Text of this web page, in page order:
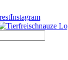
Instagram